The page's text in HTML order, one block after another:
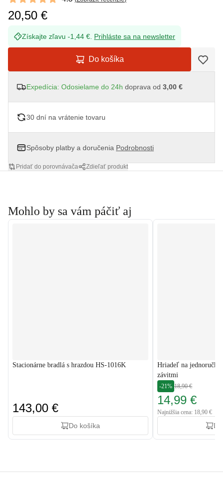
4.8 out of 5 stars
20,50 €
Získajte zľavu -1,44 €. Prihláste sa na newsletter
Do košíka
Expedícia: Odosielame do 24h doprava od 3,00 €
30 dní na vrátenie tovaru
Spôsoby platby a doručenia Podrobnosti
Pridať do porovnávača Zdieľať produkt
Mohlo by sa vám páčiť aj
Stacionárne bradlá s hrazdou HS-1016K
143,00 €
Do košíka
Hriadeľ na
závitmi
-21% 18,90 €
14,99 €
Najnižšia cena: 18,90 €